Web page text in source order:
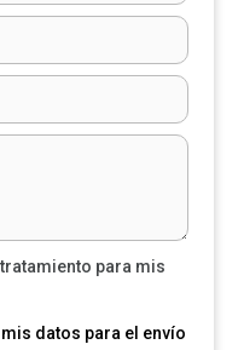
para mis
datos para el envío